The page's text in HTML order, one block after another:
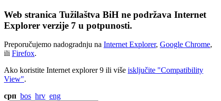
Web stranica Tužilaštva BiH ne podržava Internet
Explorer verzije 7 u potpunosti.
Preporučujemo nadogradnju na Internet Explorer, Google Chrome,
ili Firefox.
Ako koristite Internet explorer 9 ili više isključite "Compatibility
View".
срп bos hrv eng